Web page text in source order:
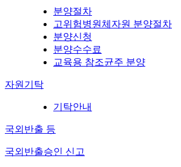
분양절차
고위험병원체자원 분양절차
분양신청
분양수수료
교육용 참조균주 분양
자원기탁
기탁안내
국외반출 등
국외반출승인 신고